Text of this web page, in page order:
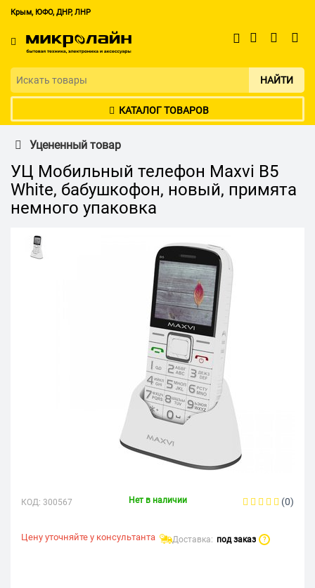
Крым, ЮФО, ДНР, ЛНР
НАЙТИ
КАТАЛОГ ТОВАРОВ
Уцененный товар
УЦ Мобильный телефон Maxvi B5
White, бабушкофон, новый, примята
немного упаковка
КОД: 300567 Нет в наличии (0)
Цену уточняйте у консультанта Доставка: под заказ ?